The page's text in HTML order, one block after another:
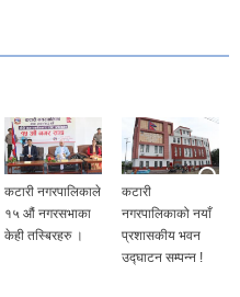
कटारी नगरपालिकाले
१५ औं नगरसभाका
केही तस्बिरहरु ।
कटारी
नगरपालिकाको नयाँ
प्रशासकीय भवन
उद्घाटन सम्पन्न !